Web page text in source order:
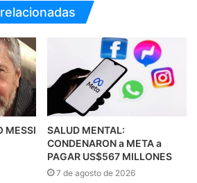
MESSI
SALUD MENTAL:
CONDENARON a META a
PAGAR US$567 MILLONES
7 de agosto de 2026